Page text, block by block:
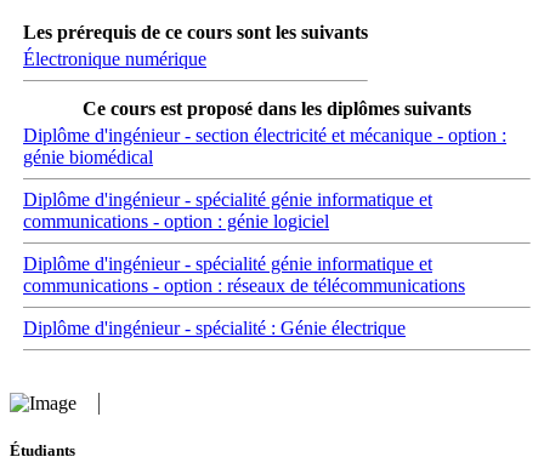
Les prérequis de ce cours sont les suivants
Électronique numérique
Ce cours est proposé dans les diplômes suivants
Diplôme d'ingénieur - section électricité et mécanique - option :
génie biomédical
Diplôme d'ingénieur - spécialité génie informatique et
communications - option : génie logiciel
Diplôme d'ingénieur - spécialité génie informatique et
communications - option : réseaux de télécommunications
Diplôme d'ingénieur - spécialité : Génie électrique
Étudiants